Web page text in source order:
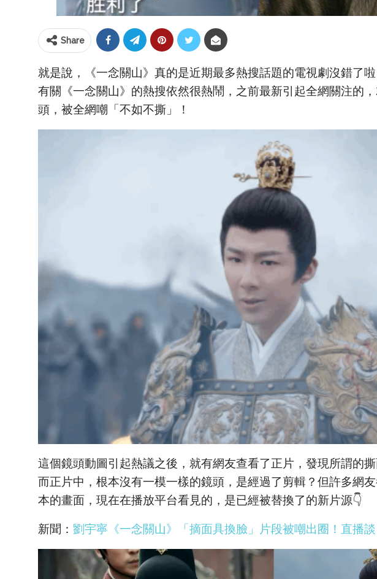
Share
就是說，《一念關山》真的是近期最多熱搜話題的電視劇沒錯了
有關《一念關山》的熱搜依然很熱鬧，之前最新引起全網關注的
頭，被全網嘲「不如不撕」！
這個鏡頭動圖引起熱議之後，就有網友查看了正片，發現所謂的
而正片中，根本沒有一模一樣的鏡頭，是經過了剪輯？但許多網
本的畫面，現在在播放平台看見的，是已經被替換了的新片源👇
新聞： 劉宇寧《一念關山》「摘面具換臉」片段被嘲出圈！直播